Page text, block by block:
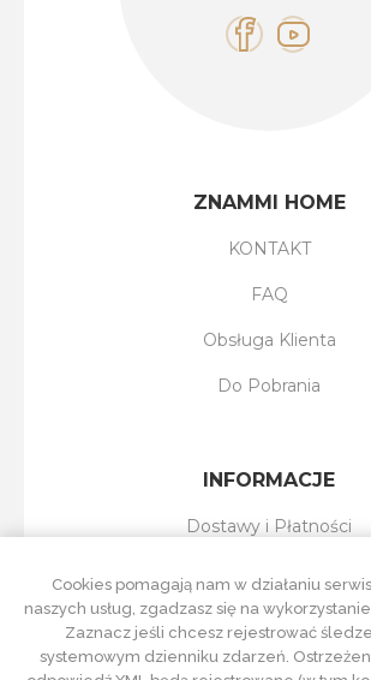
ZNAMMI HOME
KONTAKT
FAQ
Obsługa Klienta
Do Pobrania
INFORMACJE
Dostawy i Płatności
Regulamin Sklepu
Polityka Prywatności
Cookies pomagają nam w działaniu
naszych usług, zgadzasz się na
Zaznacz jeśli chcesz rejestrować
systemowym dzienniku zdarzeń.